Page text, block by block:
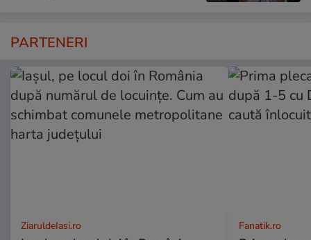
PARTENERI
ZiaruldeIasi.ro Fanatik.ro